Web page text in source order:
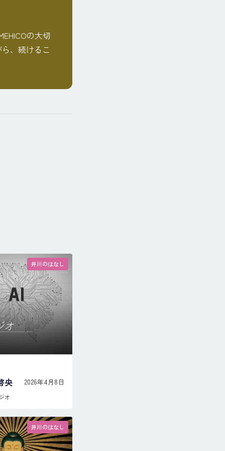
の大切
、続けるこ
井川のはなし
央 2026年4月8日
オ
井川のはなし